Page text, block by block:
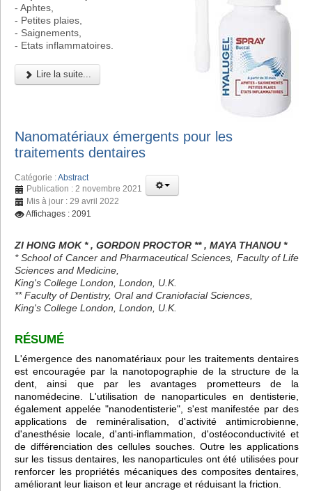
- Aphtes,
- Petites plaies,
- Saignements,
- Etats inflammatoires.
Lire la suite...
Nanomatériaux émergents pour les
traitements dentaires
Catégorie :Abstract
Publication : 2 novembre 2021
Mis à jour : 29 avril 2022
Affichages : 2091
ZI HONG MOK * , GORDON PROCTOR ** , MAYA THANOU *
* School of Cancer and Pharmaceutical Sciences, Faculty of Life
Sciences and Medicine,
King's College London, London, U.K.
** Faculty of Dentistry, Oral and Craniofacial Sciences,
King's College London, London, U.K.
RÉSUMÉ
L'émergence des nanomatériaux pour les traitements dentaires
est encouragée par la nanotopographie de la structure de la
dent, ainsi que par les avantages prometteurs de la
nanomédecine. L'utilisation de nanoparticules en dentisterie,
également appelée "nanodentisterie", s'est manifestée par des
applications de reminéralisation, d'activité antimicrobienne,
d'anesthésie locale, d'anti-inflammation, d'ostéoconductivité et
de différenciation des cellules souches. Outre les applications
sur les tissus dentaires, les nanoparticules ont été utilisées pour
renforcer les propriétés mécaniques des composites dentaires,
améliorant leur liaison et leur ancrage et réduisant la friction.